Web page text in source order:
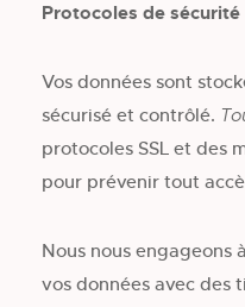
Protocoles de sécurité
Vos données sont
sécurisé et contrôlé.
protocoles SSL et des
pour prévenir tout
Nous nous engageons
vos données avec des